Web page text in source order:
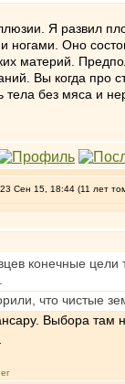
Я развил
ногами. Оно
материй.
Вы когда про
тела без мяса и
Сен 15, 18:44 (11 лет
конечные цели
что чистые
Выбора там